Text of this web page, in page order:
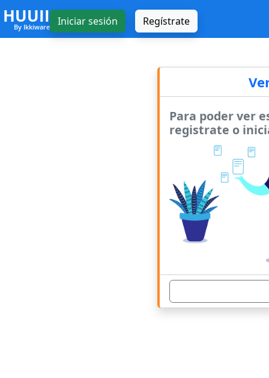
HUUII
By Ikkiware Iniciar sesión Regístrate
Para poder ver
registrate o